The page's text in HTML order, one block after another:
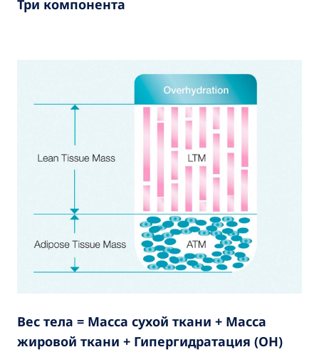
Три компонента
Вес тела = Масса сухой ткани + Масса
жировой ткани + Гипергидратация (ОН)